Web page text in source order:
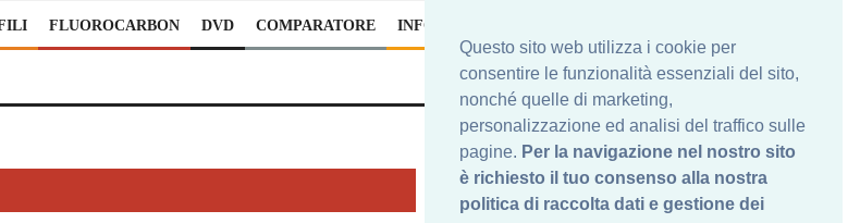
Questo sito web utilizza i cookie per
consentire le funzionalità essenziali del sito,
nonché quelle di marketing,
personalizzazione ed analisi del traffico sulle
pagine. Per la navigazione nel nostro sito
è richiesto il tuo consenso alla nostra
politica di raccolta dati e gestione dei
FLUOROCARBON DVD COMPARATORE INFO
Iscriviti alla nostra newsletter